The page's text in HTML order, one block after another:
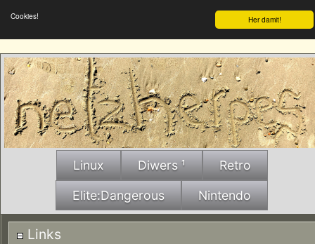
Her damit!
Cookies!
Linux Diwers ¹ Retro
Elite:Dangerous Nintendo
Links